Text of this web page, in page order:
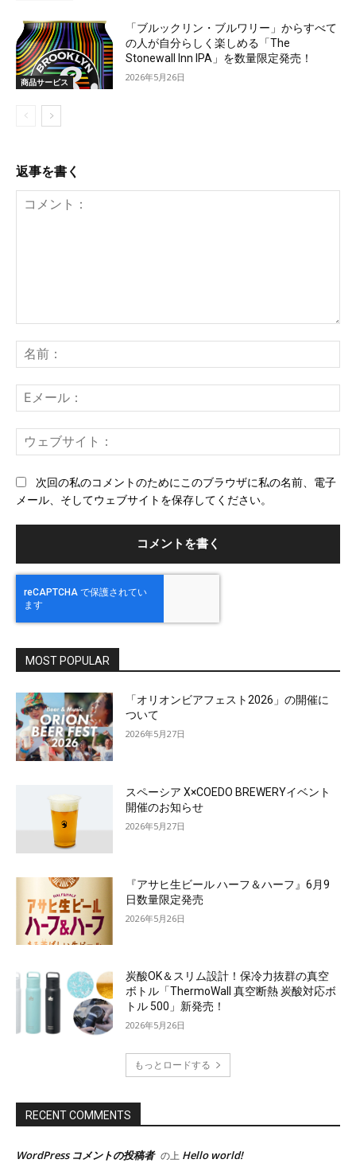
商品サービス
「ブルックリン・ブルワリー」からすべて
の人が自分らしく楽しめる「The
Stonewall Inn IPA」を数量限定発売！
2026年5月26日
返事を書く
ン
ト：
前
メ
ー
ェ
次回の私のコメントのためにこのブラウザに私の名前、電子
メール、そしてウェブサイトを保存してください。
MOST POPULAR
「オリオンビアフェスト2026」の開催に
ついて
2026年5月27日
スペーシア X×COEDO BREWERYイベント
開催のお知らせ
2026年5月27日
『アサヒ生ビール ハーフ＆ハーフ』6月9
日数量限定発売
2026年5月26日
炭酸OK＆スリム設計！保冷力抜群の真空
ボトル「ThermoWall 真空断熱 炭酸対応ボ
トル 500」新発売！
2026年5月26日
もっとロードする
RECENT COMMENTS
WordPress コメントの投稿者 の上 Hello world!